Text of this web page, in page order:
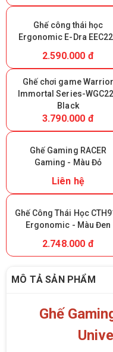
Ghế công thái học
Ergonomic E-Dra
2.590.000 đ
Ghế chơi game Warrior
lmmortal Series-
Black
3.790.000 đ
Ghế Gaming RACER
Gaming - Màu Đỏ
Liên hệ
Ghế Công Thái Học
Ergonomic - Màu Đen
2.748.000 đ
MÔ TẢ SẢN PHẨM
Ghế